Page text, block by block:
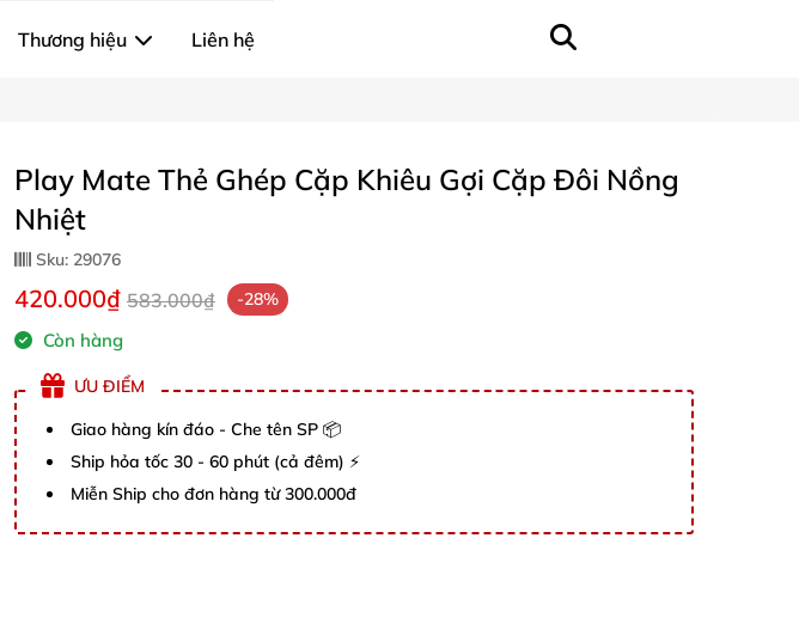
Thương hiệu Liên hệ
Play Mate Thẻ Ghép Cặp Khiêu Gợi Cặp Đôi Nồng
Nhiệt
Sku: 29076
420.000₫ 583.000₫ -28%
Còn hàng
ƯU ĐIỂM
Giao hàng kín đáo - Che tên SP 📦
Ship hỏa tốc 30 - 60 phút (cả đêm) ⚡
Miễn Ship cho đơn hàng từ 300.000đ